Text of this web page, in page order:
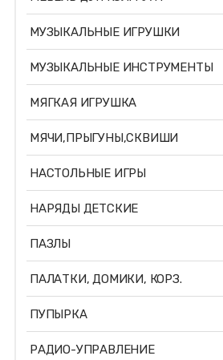
МУЗЫКАЛЬНЫЕ ИГРУШКИ
МУЗЫКАЛЬНЫЕ ИНСТРУМЕНТЫ
МЯГКАЯ ИГРУШКА
МЯЧИ,ПРЫГУНЫ,СКВИШИ
НАСТОЛЬНЫЕ ИГРЫ
НАРЯДЫ ДЕТСКИЕ
ПАЗЛЫ
ПАЛАТКИ, ДОМИКИ, КОРЗ.
ПУПЫРКА
РАДИО-УПРАВЛЕНИЕ